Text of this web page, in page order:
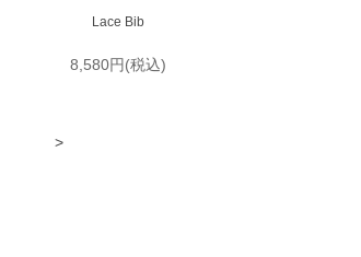
Lace Bib
8,580円(税込)
>